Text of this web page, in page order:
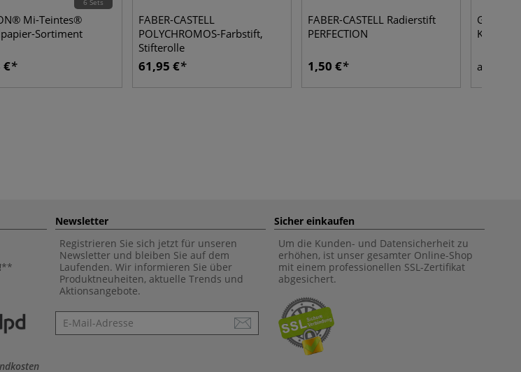
6 Sets
Mi-Teintes®
Sortiment
€
FABER-CASTELL
POLYCHROMOS-Farbstift,
Stifterolle
61,95 €
FABER-CASTELL Radierstift
PERFECTION
1,50 € ab
**
Newsletter
Registrieren Sie sich jetzt für unseren
Newsletter und bleiben Sie auf dem
Laufenden. Wir informieren Sie über
Produktneuheiten, aktuelle Trends und
Aktionsangebote.
Newsletter
Sicher einkaufen
Um die Kunden- und Datensicherheit zu
erhöhen, ist unser gesamter Online-Shop
mit einem professionellen SSL-Zertifikat
abgesichert.